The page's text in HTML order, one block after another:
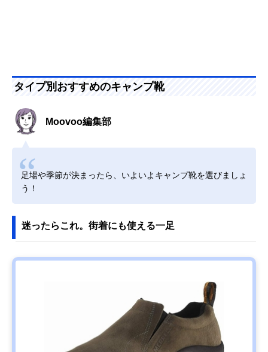
タイプ別おすすめのキャンプ靴
Moovoo編集部
足場や季節が決まったら、いよいよキャンプ靴を選びましょ
う！
迷ったらこれ。街着にも使える一足